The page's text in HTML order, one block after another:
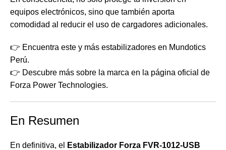
equipos electrónicos, sino que también aporta
comodidad al reducir el uso de cargadores adicionales.
👉 Encuentra este y más estabilizadores en Mundotics
Perú.
👉 Descubre más sobre la marca en la página oficial de
Forza Power Technologies.
En Resumen
En definitiva, el
Estabilizador Forza FVR-1012-USB